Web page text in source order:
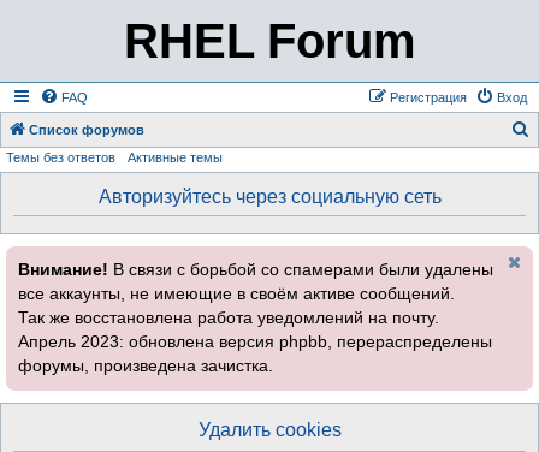
RHEL Forum
FAQ Вход
Регистрация
Список форумов
Темы без ответов Активные темы
Авторизуйтесь через социальную сеть
Внимание! В связи с борьбой со спамерами были удалены
все аккаунты, не имеющие в своём активе сообщений.
Так же восстановлена работа уведомлений на почту.
Апрель 2023: обновлена версия phpbb, перераспределены
форумы, произведена зачистка.
Удалить cookies